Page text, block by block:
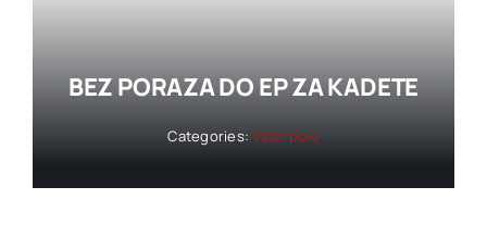
BEZ PORAZA DO EP ZA KADETE
Categories:Vaterpolo